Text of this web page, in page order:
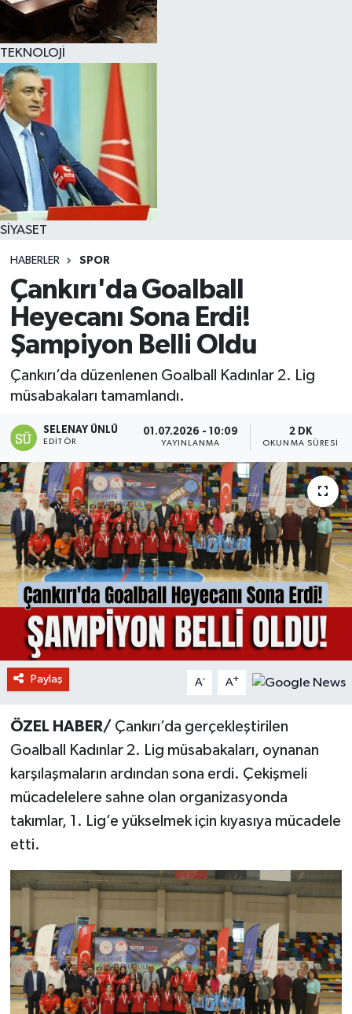
TEKNOLOJİ
SİYASET
HABERLER SPOR
Çankırı'da Goalball
Heyecanı Sona Erdi!
Şampiyon Belli Oldu
Çankırı’da düzenlenen Goalball Kadınlar 2. Lig
müsabakaları tamamlandı.
SELENAY ÜNLÜ
EDITÖR
01.07.2026 - 10:09
YAYINLANMA
2 DK
OKUNMA SÜRESI
Paylaş A- A+
ÖZEL HABER/ Çankırı’da gerçekleştirilen
Goalball Kadınlar 2. Lig müsabakaları, oynanan
karşılaşmaların ardından sona erdi. Çekişmeli
mücadelelere sahne olan organizasyonda
takımlar, 1. Lig’e yükselmek için kıyasıya mücadele
etti.